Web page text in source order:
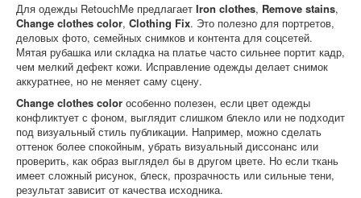
Для одежды RetouchMe предлагает Iron clothes, Remove stains,
Change clothes color, Clothing Fix. Это полезно для портретов,
деловых фото, семейных снимков и контента для соцсетей.
Мятая рубашка или складка на платье часто сильнее портит кадр,
чем мелкий дефект кожи. Исправление одежды делает снимок
аккуратнее, но не меняет саму сцену.
Change clothes color особенно полезен, если цвет одежды
конфликтует с фоном, выглядит слишком блекло или не подходит
под визуальный стиль публикации. Например, можно сделать
оттенок более спокойным, убрать визуальный диссонанс или
проверить, как образ выглядел бы в другом цвете. Но если ткань
имеет сложный рисунок, блеск, прозрачность или сильные тени,
результат зависит от качества исходника.